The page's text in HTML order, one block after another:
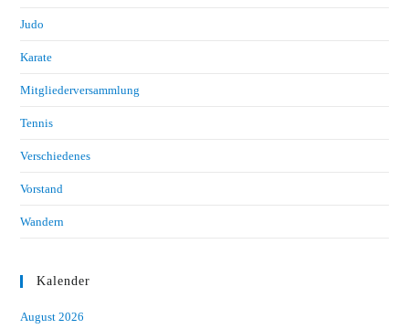
Judo
Karate
Mitgliederversammlung
Tennis
Verschiedenes
Vorstand
Wandern
Kalender
August 2026